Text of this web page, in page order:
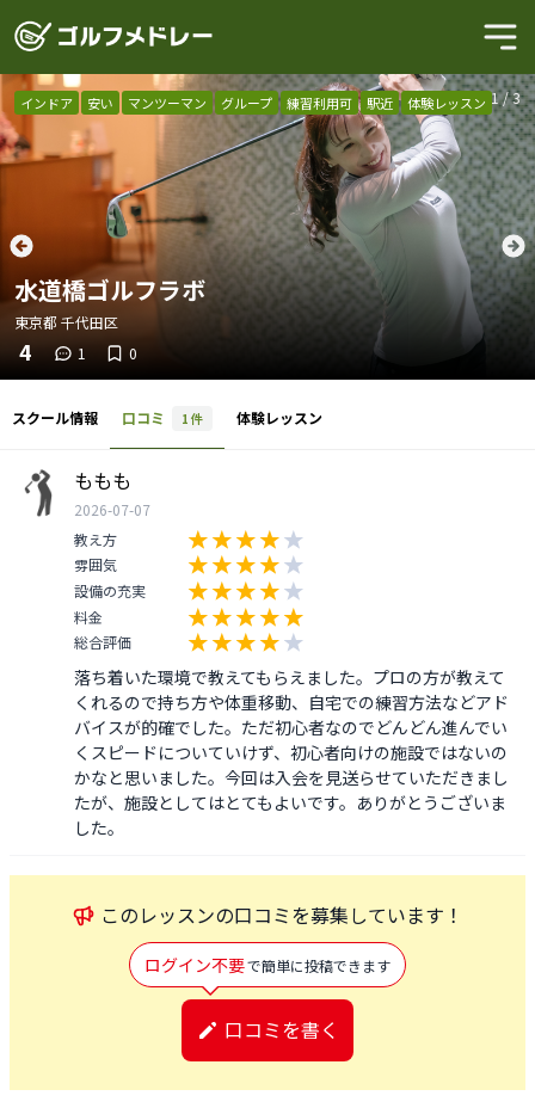
1/3
インドア 安い マンツーマン グループ 練習利用可 駅近 体験レッスン
水道橋ゴルフラボ
東京都 千代田区
4 1 0
スクール情報 口コミ 1 件 体験レッスン
ももも
2026-07-07
教え方
雰囲気
設備の充実
料金
総合評価
落ち着いた環境で教えてもらえました。プロの方が教えて
くれるので持ち方や体重移動、自宅での練習方法などアド
バイスが的確でした。ただ初心者なのでどんどん進んでい
くスピードについていけず、初心者向けの施設ではないの
かなと思いました。今回は入会を見送らせていただきまし
たが、施設としてはとてもよいです。ありがとうございま
した。
このレッスンの口コミを募集しています！
ログイン不要で簡単に投稿できます
口コミを書く